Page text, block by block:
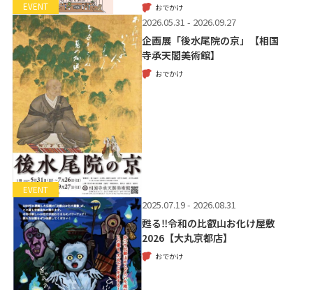
EVENT おでかけ
EVENT
2026.05.31 - 2026.09.27
企画展「後水尾院の京」【相国
寺承天閣美術館】
おでかけ
2025.07.19 - 2026.08.31
甦る‼令和の比叡山お化け屋敷
2026【大丸京都店】
おでかけ